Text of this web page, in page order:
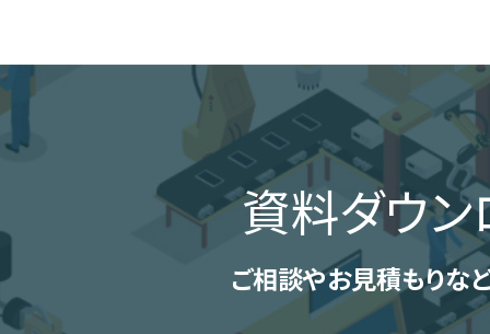
資料ダウン
ご相談やお見積もりなど